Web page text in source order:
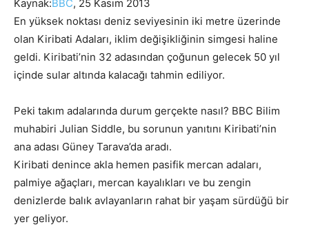
Kaynak:BBC, 25 Kasım 2013
En yüksek noktası deniz seviyesinin iki metre üzerinde
olan Kiribati Adaları, iklim değişikliğinin simgesi haline
geldi. Kiribati’nin 32 adasından çoğunun gelecek 50 yıl
içinde sular altında kalacağı tahmin ediliyor.
Peki takım adalarında durum gerçekte nasıl? BBC Bilim
muhabiri Julian Siddle, bu sorunun yanıtını Kiribati’nin
ana adası Güney Tarava’da aradı.
Kiribati denince akla hemen pasifik mercan adaları,
palmiye ağaçları, mercan kayalıkları ve bu zengin
denizlerde balık avlayanların rahat bir yaşam sürdüğü bir
yer geliyor.